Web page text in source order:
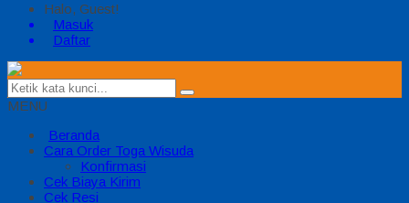
Halo, Guest!
Masuk
Daftar
MENU
Beranda
Cara Order Toga Wisuda
Konfirmasi
Cek Biaya Kirim
Cek Resi